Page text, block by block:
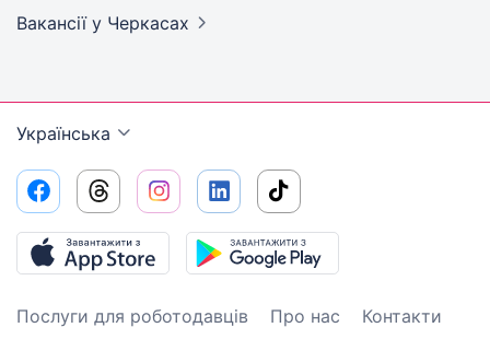
Вакансії у Черкасах
Українська
Послуги для роботодавців Про нас
Контакти